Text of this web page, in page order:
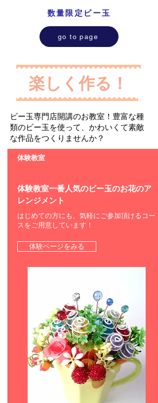
数量限定ビー玉
go to page
​楽しく作る！
ビー玉専門店開講のお教室！豊富な種
類のビー玉を使って、かわいくて素敵
な作品をつくりませんか？
​体験教室
体験教室一番人気のビー玉のお花のア
レンジメント
はじめての方にも、気軽にご参加頂けるコー
スをご用意しています！
体験ページをみる